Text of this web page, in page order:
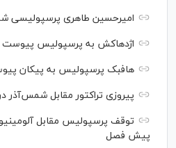
امیرحسین طاهری پرسپولیسی
اژدهاکش به پرسپولیس پیوست
هافبک پرسپولیس به پیکان
پیروزی تراکتور مقابل شمس‌آذر
توقف پرسپولیس مقابل
پیش فصل